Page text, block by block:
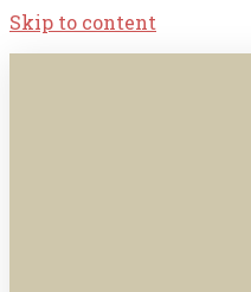
Skip to content